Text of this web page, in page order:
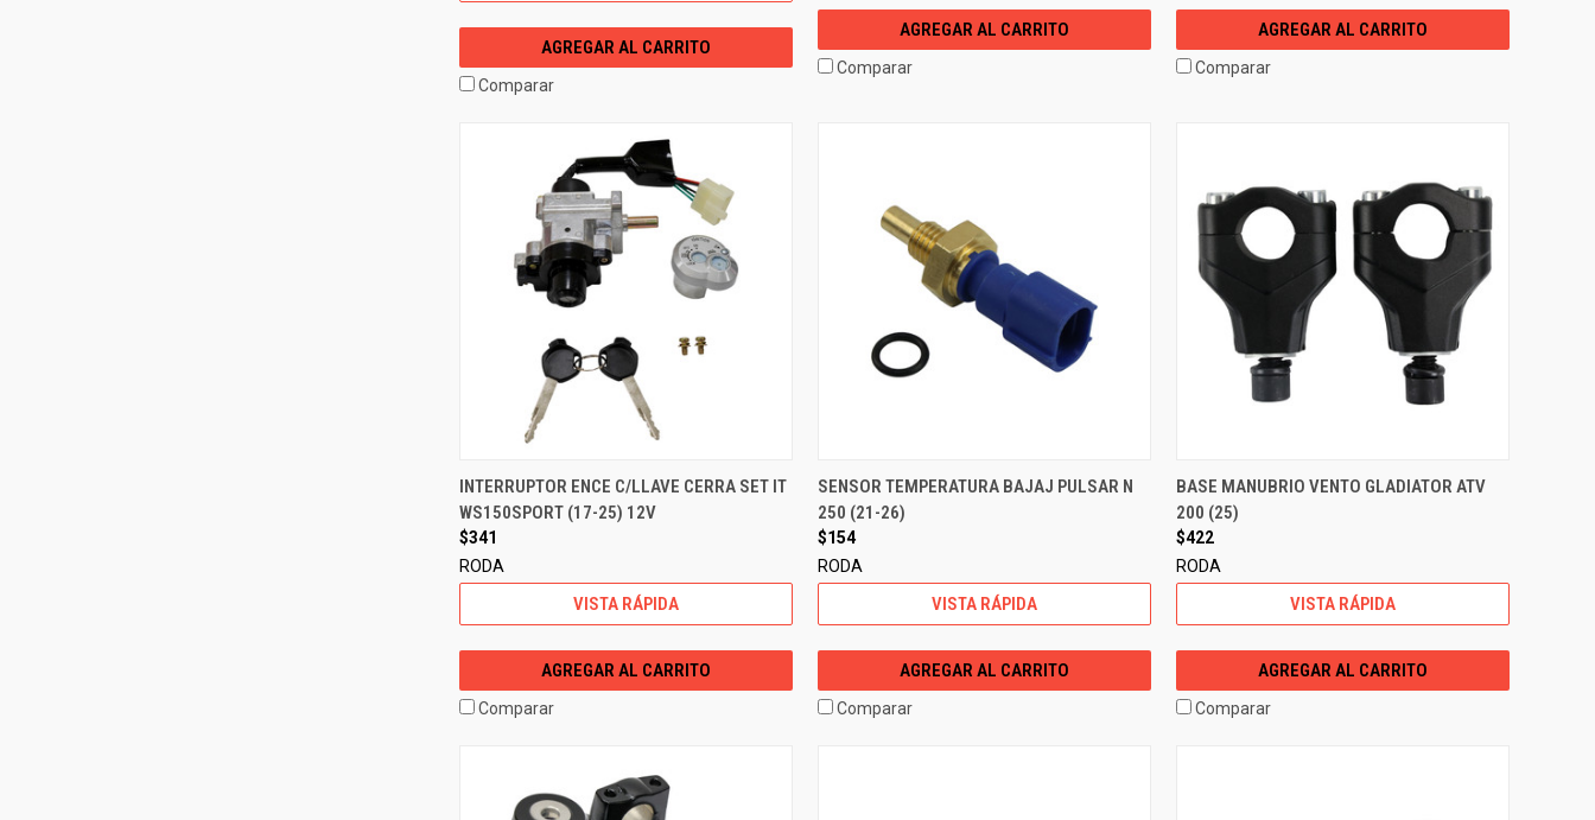
AGREGAR AL CARRITO
Comparar
AGREGAR AL CARRITO
Comparar
AGREGAR AL CARRITO
Comparar
INTERRUPTOR ENCE C/LLAVE CERRA SET IT
WS150SPORT (17-25) 12V
$341
RODA
VISTA RÁPIDA
AGREGAR AL CARRITO
Comparar
SENSOR TEMPERATURA BAJAJ PULSAR N
250 (21-26)
$154
RODA
VISTA RÁPIDA
AGREGAR AL CARRITO
Comparar
BASE MANUBRIO VENTO GLADIATOR ATV
200 (25)
$422
RODA
VISTA RÁPIDA
AGREGAR AL CARRITO
Comparar